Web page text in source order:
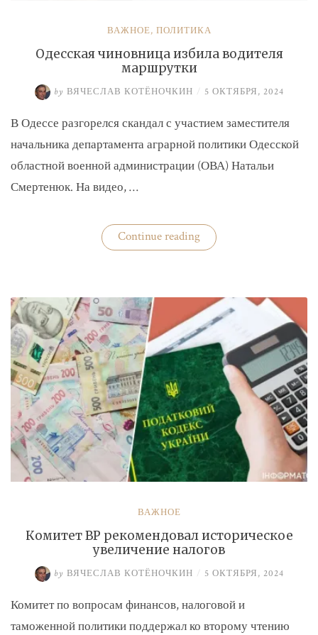
ВАЖНОЕ, ПОЛИТИКА
Одесская чиновница избила водителя
маршрутки
by ВЯЧЕСЛАВ КОТЁНОЧКИН / 5 ОКТЯБРЯ, 2024
В Одессе разгорелся скандал с участием заместителя
начальника департамента аграрной политики Одесской
областной военной администрации (ОВА) Натальи
Смертенюк. На видео, …
Continue reading«Одесская
чиновница
ВАЖНОЕ
Комитет ВР рекомендовал историческое
увеличение налогов
by ВЯЧЕСЛАВ КОТЁНОЧКИН / 5 ОКТЯБРЯ, 2024
Комитет по вопросам финансов, налоговой и
таможенной политики поддержал ко второму чтению